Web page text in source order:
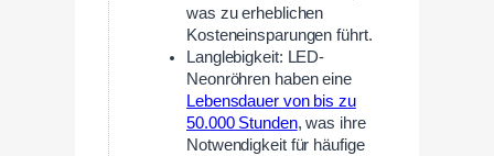
was zu erheblichen
Kosteneinsparungen führt.
Langlebigkeit: LED-
Neonröhren haben eine
Lebensdauer von bis zu
50.000 Stunden, was ihre
Notwendigkeit für häufige